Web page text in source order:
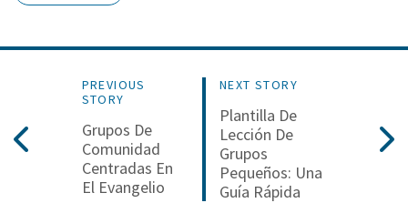
PREVIOUS
STORY
Grupos De
Comunidad
Centradas En
El Evangelio
NEXT STORY
Plantilla De
Lección De
Grupos
Pequeños: Una
Guía Rápida